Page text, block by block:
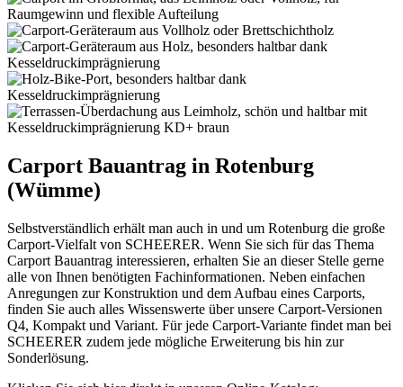
Carport Bauantrag in Rotenburg
(Wümme)
Selbstverständlich erhält man auch in und um Rotenburg die große
Carport-Vielfalt von SCHEERER. Wenn Sie sich für das Thema
Carport Bauantrag interessieren, erhalten Sie an dieser Stelle gerne
alle von Ihnen benötigten Fachinformationen. Neben einfachen
Anregungen zur Konstruktion und dem Aufbau eines Carports,
finden Sie auch alles Wissenswerte über unsere Carport-Versionen
Q4, Kompakt und Variant. Für jede Carport-Variante findet man bei
SCHEERER zudem jede mögliche Erweiterung bis hin zur
Sonderlösung.